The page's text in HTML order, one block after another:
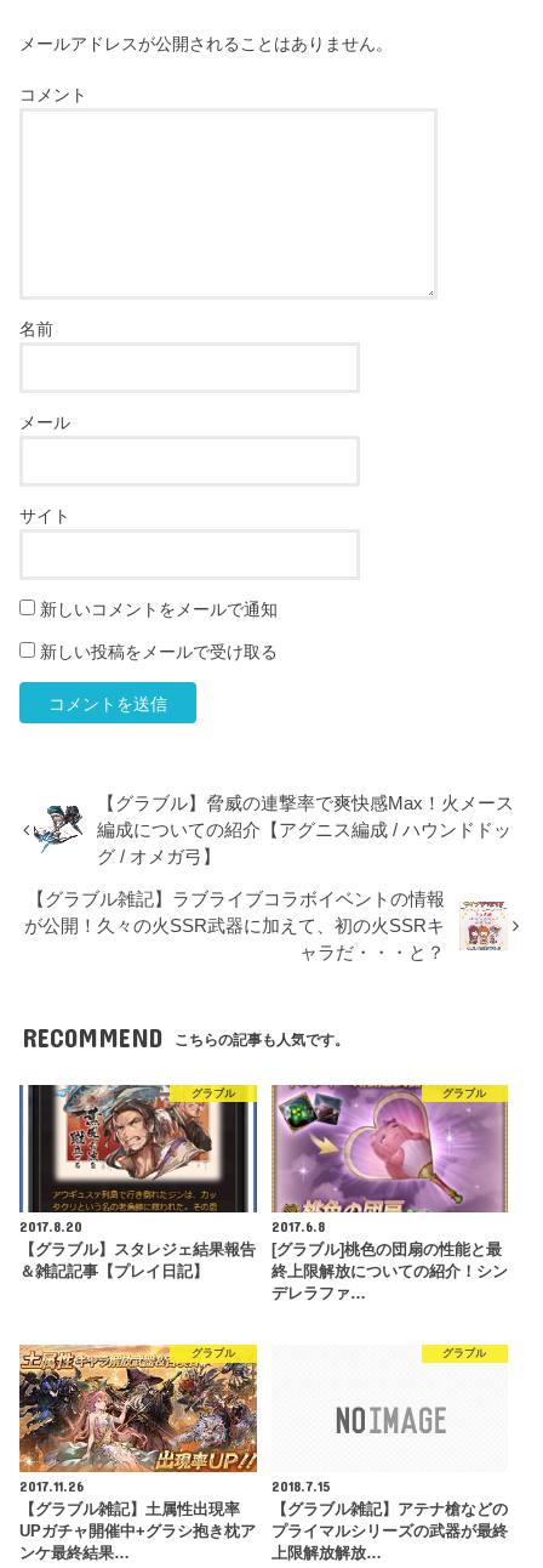
メールアドレスが公開されることはありません。
コメント
名前
メール
サイト
新しいコメントをメールで通知
新しい投稿をメールで受け取る
【グラブル】脅威の連撃率で爽快感Max！火メース
編成についての紹介【アグニス編成 / ハウンドドッ
グ / オメガ弓】
【グラブル雑記】ラブライブコラボイベントの情報
が公開！久々の火SSR武器に加えて、初の火SSRキ
ャラだ・・・と？
RECOMMEND こちらの記事も人気です。
グラブル
2017.8.20
【グラブル】スタレジェ結果報告
＆雑記記事【プレイ日記】
グラブル
2017.6.8
[グラブル]桃色の団扇の性能と最
終上限解放についての紹介！シン
デレラファ…
グラブル
2017.11.26
【グラブル雑記】土属性出現率
UPガチャ開催中+グラシ抱き枕ア
ンケ最終結果…
グラブル
2018.7.15
【グラブル雑記】アテナ槍などの
プライマルシリーズの武器が最終
上限解放解放…